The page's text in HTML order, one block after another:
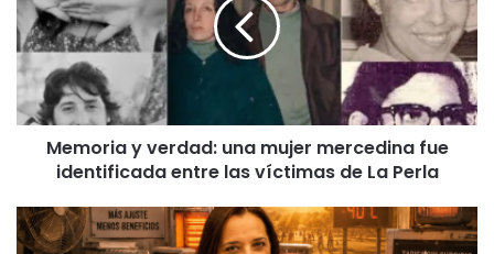
una
mujer
mercedina
fue
identificada
entre
víctimas
La
Perla
Memoria y verdad: una mujer mercedina fue
identificada entre las víctimas de La Perla
Una
mercedina